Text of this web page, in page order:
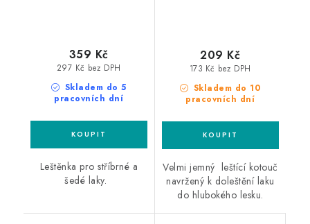
Skladem do 5
pracovních dní
297 Kč bez DPH
359 Kč
Leštěnka pro stříbrné a
šedé laky.
Skladem do 10
pracovních dní
173 Kč bez DPH
209 Kč
Velmi jemný leštící kotouč
navržený k doleštění laku
do hlubokého lesku.